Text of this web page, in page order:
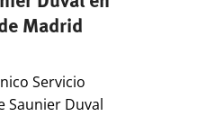
Madrid
Servicio
Saunier Duval